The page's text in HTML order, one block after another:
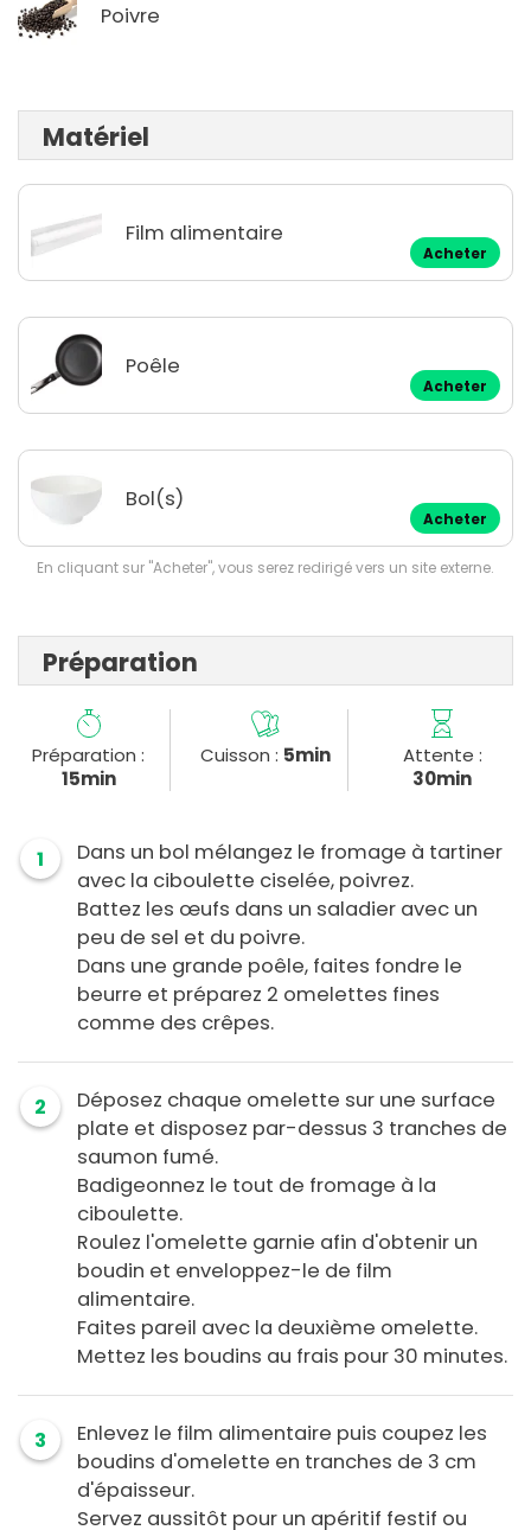
Poivre
Matériel
Film alimentaire
Acheter
Poêle
Acheter
Bol(s)
Acheter
En cliquant sur "Acheter", vous serez redirigé vers un site externe.
Préparation
Préparation :
15min
Cuisson : 5min
Attente :
30min
1
Dans un bol mélangez le fromage à tartiner
avec la ciboulette ciselée, poivrez.
Battez les œufs dans un saladier avec un
peu de sel et du poivre.
Dans une grande poêle, faites fondre le
beurre et préparez 2 omelettes fines
comme des crêpes.
2
Déposez chaque omelette sur une surface
plate et disposez par-dessus 3 tranches de
saumon fumé.
Badigeonnez le tout de fromage à la
ciboulette.
Roulez l'omelette garnie afin d'obtenir un
boudin et enveloppez-le de film
alimentaire.
Faites pareil avec la deuxième omelette.
Mettez les boudins au frais pour 30 minutes.
3
Enlevez le film alimentaire puis coupez les
boudins d'omelette en tranches de 3 cm
d'épaisseur.
Servez aussitôt pour un apéritif festif ou